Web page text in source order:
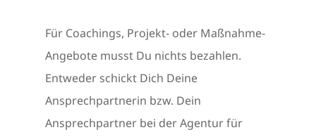
Für Coachings, Projekt- oder Maßnahme-
Angebote musst Du nichts bezahlen.
Entweder schickt Dich Deine
Ansprechpartnerin bzw. Dein
Ansprechpartner bei der Agentur für